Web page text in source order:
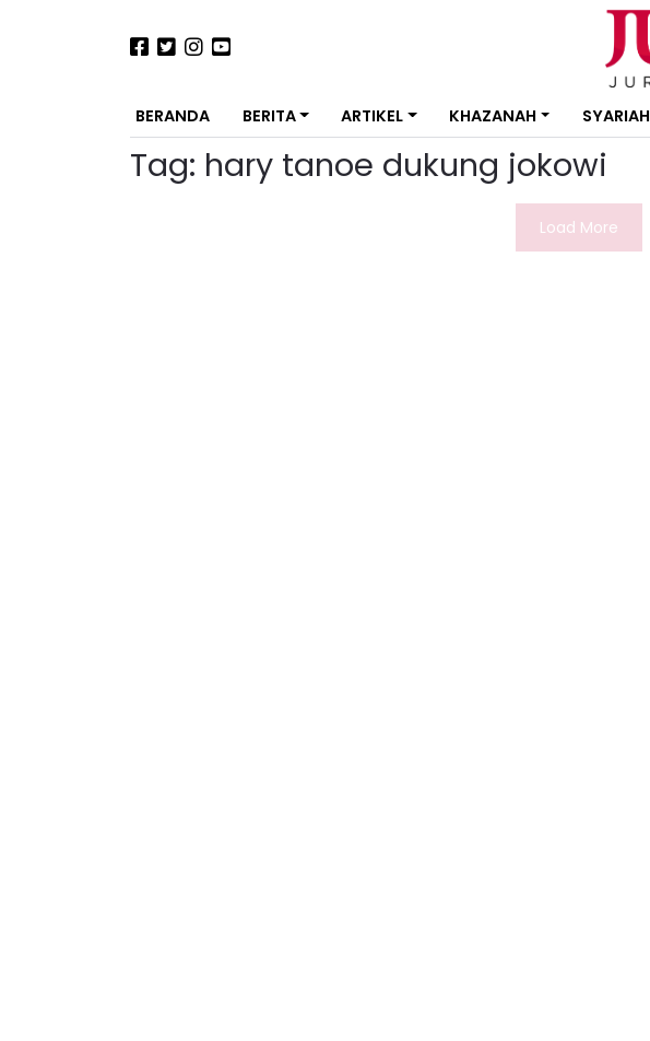
BERANDA BERITA ARTIKEL KHAZANAH SYARIAH
Tag: hary tanoe dukung jokowi
Load More